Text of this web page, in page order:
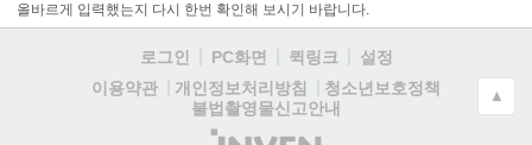
올바르게 입력했는지 다시 한번 확인해 보시기 바랍니다.
로그인 PC화면 퀵링크
설정
이용약관
개인정보처리방침
청소년보호정책
불법촬영물신고안내
(주)
▲